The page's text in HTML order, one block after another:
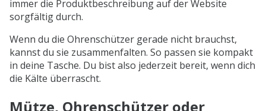
immer die Produktbeschreibung auf der Website
sorgfältig durch.
Wenn du die Ohrenschützer gerade nicht brauchst,
kannst du sie zusammenfalten. So passen sie kompakt
in deine Tasche. Du bist also jederzeit bereit, wenn dich
die Kälte überrascht.
Mütze, Ohrenschützer oder